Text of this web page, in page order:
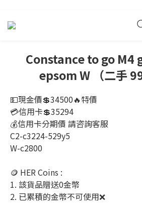
Constance to go M4
epsom W （二手
💵現金價💲34500🔥特價
💳信用卡💲35294
💰信用卡分期價 請咨詢客服
C2-c3224-529y5
W-c2800
🪙 HER Coins :
1. 該貨品贈送0金幣
2. 已累積的金幣不可使用❌